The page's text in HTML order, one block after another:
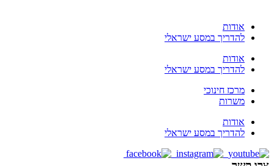
אודות
להדריך במסע ישראלי
אודות
להדריך במסע ישראלי
מרכז חינוכי
משרות
אודות
להדריך במסע ישראלי